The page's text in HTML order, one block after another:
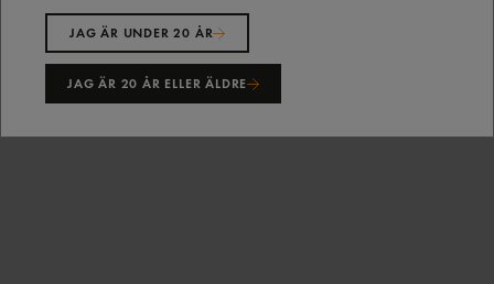
JAG ÄR UNDER 20 ÅR
JAG ÄR 20 ÅR ELLER ÄLDRE